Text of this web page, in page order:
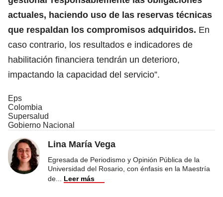
actuales, haciendo uso de las reservas técnicas
que respaldan los compromisos adquiridos. En
caso contrario, los resultados e indicadores de
habilitación financiera tendrán un deterioro,
impactando la capacidad del servicio”.
Eps
Colombia
Supersalud
Gobierno Nacional
Lina María Vega
Egresada de Periodismo y Opinión Pública de la
Universidad del Rosario, con énfasis en la Maestría
de
Leer más